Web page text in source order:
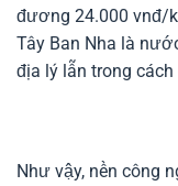
đương 24.000 vnđ/
Tây Ban Nha là
địa lý lẫn trong cách
Như vậy, nền công